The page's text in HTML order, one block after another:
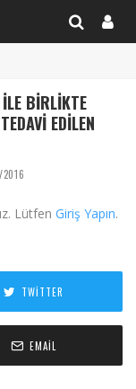
BIRLIKTE
EDILEN
2016
Lütfen Giriş Yapın.
TWITTER
EMAIL